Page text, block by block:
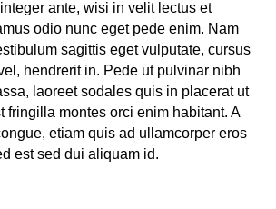
ante, wisi in velit lectus et
odio nunc eget pede enim. Nam
sagittis eget vulputate, cursus
hendrerit in. Pede ut pulvinar nibh
laoreet sodales quis in placerat ut
fringilla montes orci enim habitant. A
etiam quis ad ullamcorper eros
est sed dui aliquam id.